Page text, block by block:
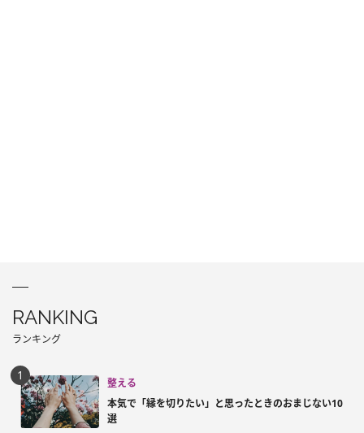
RANKING
ランキング
整える
本気で「縁を切りたい」と思ったときのおまじない10
選